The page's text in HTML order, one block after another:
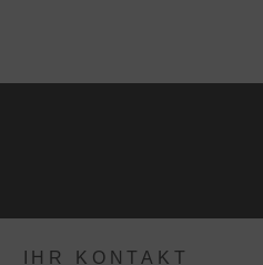
IHR KONTAKT